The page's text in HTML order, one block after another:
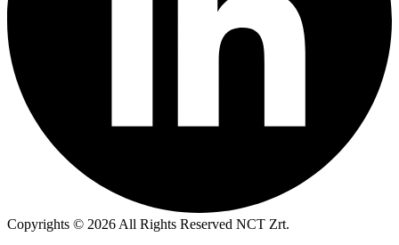
Copyrights © 2026 All Rights Reserved NCT Zrt.